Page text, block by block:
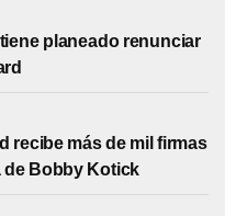
planeado renunciar
recibe más de mil firmas
de Bobby Kotick